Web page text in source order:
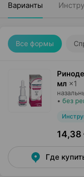
Варианты
Все формы
мл ×1
• без
14,38
Где